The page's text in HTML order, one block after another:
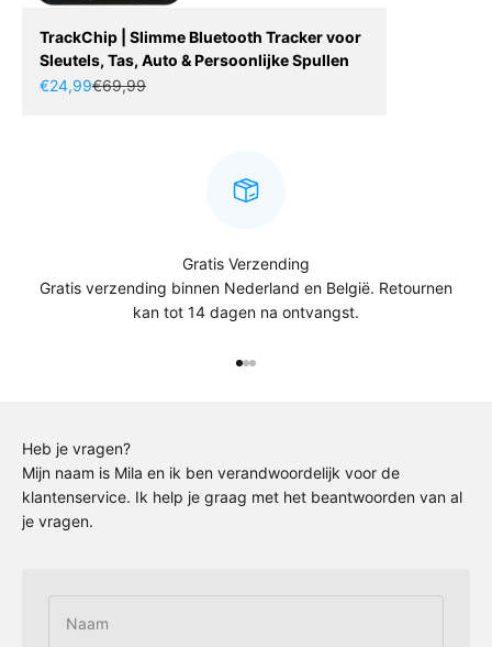
TrackChip | Slimme Bluetooth Tracker voor
Sleutels, Tas, Auto & Persoonlijke Spullen
Aanbiedingsprijs
€24,99Normale prijs
€69,99
Gratis Verzending
Gratis verzending binnen Nederland en België. Retournen
kan tot 14 dagen na ontvangst.
Heb je vragen?
Mijn naam is Mila en ik ben verandwoordelijk voor de
klantenservice. Ik help je graag met het beantwoorden van al
je vragen.
Naam